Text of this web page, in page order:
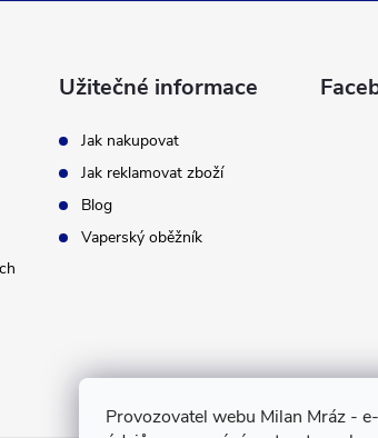
Provozovatel webu Milan Mráz -
Užitečné informace
Jak nakupovat
Jak reklamovat zboží
Blog
Vaperský oběžník